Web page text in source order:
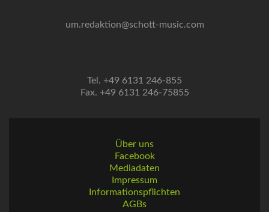
um.redaktion@schott-music.com
Tel. +49 6131 246-855
Fax. +49 6131 246-75855
Über uns
Facebook
Mediadaten
Impressum
Informationspflichten
AGBs